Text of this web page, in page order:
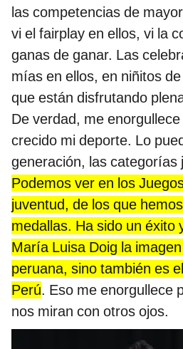
las competencias de
vi el fairplay en ellos, vi la
ganas de ganar. Las
mías en ellos, en niñitos
que están disfrutando
De verdad, me
crecido mi deporte. Lo
generación, las categorías
Podemos ver en los
juventud, de los que
medallas. Ha sido un éxito
María Luisa Doig la
peruana, sino también es
Perú. Eso me enorgullece
nos miran con otros ojos.